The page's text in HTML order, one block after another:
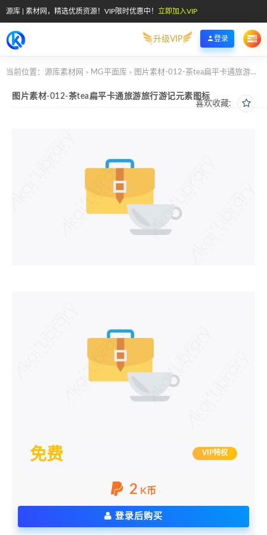
源库 | 素材网，精选优质资源！VIP限时优惠中！ 立即加入VIP
升级VIP 登录
当前位置： 源库素材网 > MG平面库 > 图片素材-012-茶tea扁平卡通旅游旅行游记元素图标
喜欢收藏:
图片素材-012-茶tea扁平卡通旅游旅行游记元素图标
免费 VIP特权
2 K币
登录后购买